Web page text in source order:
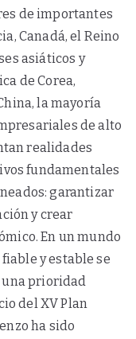
de importantes
Canadá, el Reino
asiáticos y
de Corea,
la mayoría
de alto
realidades
fundamentales
garantizar
y crear
En un mundo
y estable se
una prioridad
del XV Plan
ha sido